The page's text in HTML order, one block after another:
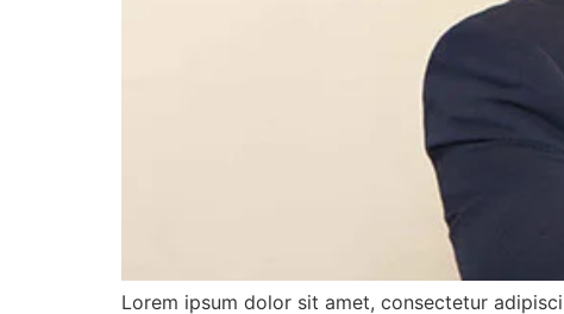
Lorem ipsum dolor sit amet, consectetur